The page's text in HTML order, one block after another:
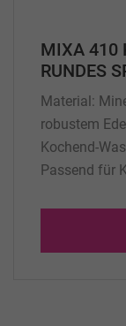
MIXA 410
RUNDES
Material:
robustem
Kochend-
Passend für